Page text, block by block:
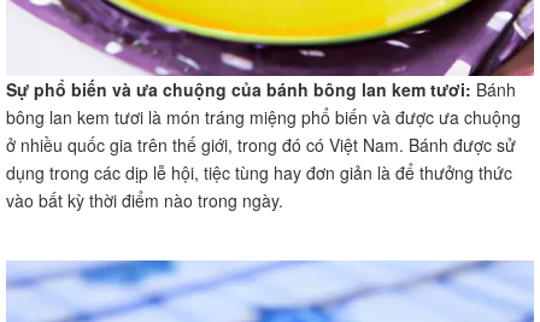
Sự phổ biến và ưa chuộng của bánh bông lan kem tươi: Bánh
bông lan kem tươi là món tráng miệng phổ biến và được ưa chuộng
ở nhiều quốc gia trên thế giới, trong đó có Việt Nam. Bánh được sử
dụng trong các dịp lễ hội, tiệc tùng hay đơn giản là để thưởng thức
vào bất kỳ thời điểm nào trong ngày.